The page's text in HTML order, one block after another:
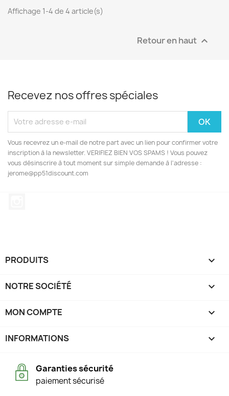
Affichage 1-4 de 4 article(s)
Retour en haut 
Recevez nos offres spéciales
Vous recevrez un e-mail de notre part avec un lien pour confirmer votre
inscription à la newsletter. VERIFIEZ BIEN VOS SPAMS ! Vous pouvez
vous désinscrire à tout moment sur simple demande à l'adresse :
jerome@pp51discount.com
PRODUITS 
NOTRE SOCIÉTÉ 
MON COMPTE 
INFORMATIONS keyboard_arrow_down
Garanties sécurité
paiement sécurisé